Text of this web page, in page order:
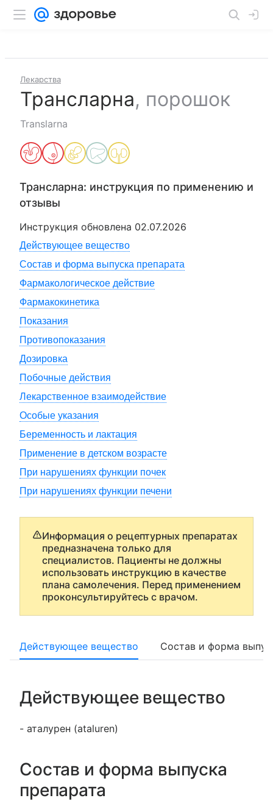
Лекарства
Трансларна, порошок
Translarna
Трансларна: инструкция по применению и
отзывы
Инструкция обновлена 02.07.2026
Действующее вещество
Состав и форма выпуска препарата
Фармакологическое действие
Фармакокинетика
Показания
Противопоказания
Дозировка
Побочные действия
Лекарственное взаимодействие
Особые указания
Беременность и лактация
Применение в детском возрасте
При нарушениях функции почек
При нарушениях функции печени
Информация о рецептурных препаратах
предназначена только для
специалистов. Пациенты не должны
использовать инструкцию в качестве
плана самолечения. Перед применением
проконсультируйтесь с врачом.
Действующее вещество Состав и форма
Действующее вещество
- аталурен (ataluren)
Состав и форма выпуска
препарата